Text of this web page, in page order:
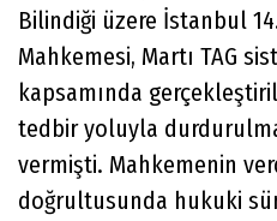
Bilindiği üzere İstanbul
Mahkemesi, Martı TAG
kapsamında
tedbir yoluyla
vermişti. Mahkemenin
doğrultusunda hukuki